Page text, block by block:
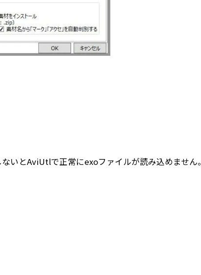
いとAviUtlで正常にexoファイルが読み込めません。